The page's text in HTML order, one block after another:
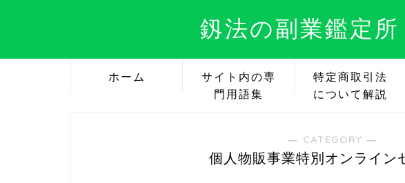
釼法の副業鑑定
ホーム
サイト内の専
門用語集
特定商取引法
について解説
― CATEGORY ―
個人物販事業特別オンライン